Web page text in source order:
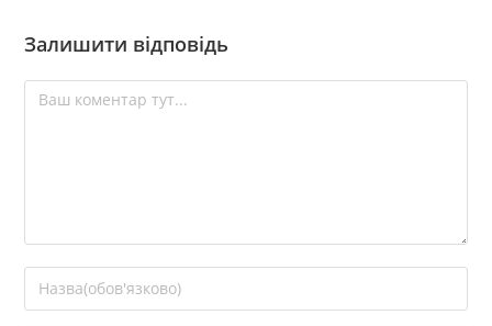
Залишити відповідь